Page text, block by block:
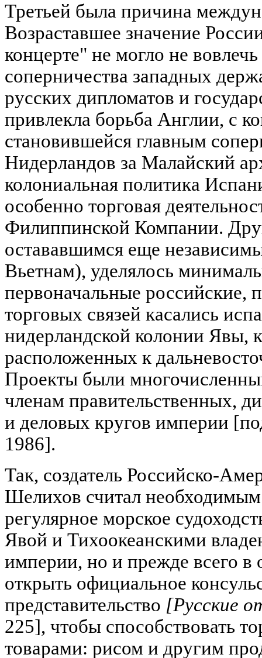
Третьей была причина
Возраставшее значение
концерте" не могло не
соперничества западных
русских дипломатов и
привлекла борьба Англии, с
становившейся главным
Нидерландов за Малайский
колониальная политика
особенно торговая
Филиппинской Компании.
остававшимся еще
Вьетнам), уделялось
первоначальные российские,
торговых связей касались
нидерландской колонии Явы,
расположенных к
Проекты были
членам правительственных,
и деловых кругов империи
1986].
Так, создатель Российско-
Шелихов считал необходимым
регулярное морское
Явой и Тихоокеанскими
империи, но и прежде всего в
открыть официальное
представительство [Русские
225], чтобы способствовать
товарами: рисом и другим